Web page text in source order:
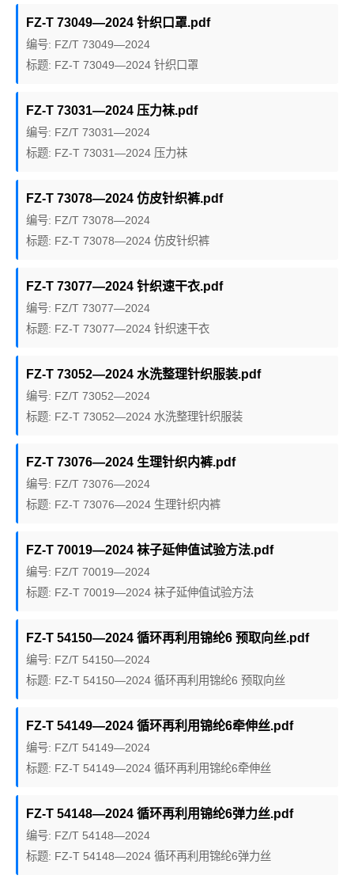
FZ-T 73049—2024 针织口罩.pdf
编号: FZ/T 73049—2024
标题: FZ-T 73049—2024 针织口罩
FZ-T 73031—2024 压力袜.pdf
编号: FZ/T 73031—2024
标题: FZ-T 73031—2024 压力袜
FZ-T 73078—2024 仿皮针织裤.pdf
编号: FZ/T 73078—2024
标题: FZ-T 73078—2024 仿皮针织裤
FZ-T 73077—2024 针织速干衣.pdf
编号: FZ/T 73077—2024
标题: FZ-T 73077—2024 针织速干衣
FZ-T 73052—2024 水洗整理针织服装.pdf
编号: FZ/T 73052—2024
标题: FZ-T 73052—2024 水洗整理针织服装
FZ-T 73076—2024 生理针织内裤.pdf
编号: FZ/T 73076—2024
标题: FZ-T 73076—2024 生理针织内裤
FZ-T 70019—2024 袜子延伸值试验方法.pdf
编号: FZ/T 70019—2024
标题: FZ-T 70019—2024 袜子延伸值试验方法
FZ-T 54150—2024 循环再利用锦纶6 预取向丝.pdf
编号: FZ/T 54150—2024
标题: FZ-T 54150—2024 循环再利用锦纶6 预取向丝
FZ-T 54149—2024 循环再利用锦纶6牵伸丝.pdf
编号: FZ/T 54149—2024
标题: FZ-T 54149—2024 循环再利用锦纶6牵伸丝
FZ-T 54148—2024 循环再利用锦纶6弹力丝.pdf
编号: FZ/T 54148—2024
标题: FZ-T 54148—2024 循环再利用锦纶6弹力丝